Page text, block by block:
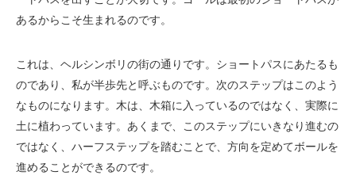
あるからこそ生まれるのです。
これは、ヘルシンボリの街の通りです。ショートパスにあたるも
のであり、私が半歩先と呼ぶものです。次のステップはこのよう
なものになります。木は、木箱に入っているのではなく、実際に
土に植わっています。あくまで、このステップにいきなり進むの
ではなく、ハーフステップを踏むことで、方向を定めてボールを
進めることができるのです。